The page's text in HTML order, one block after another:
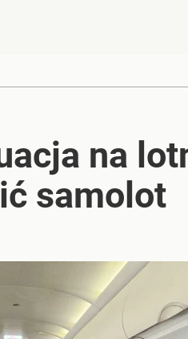
na
samolot